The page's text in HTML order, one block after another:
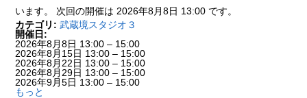
います。 次回の開催は 2026年8月8日 13:00 です。
カテゴリ: 武蔵境スタジオ３
開催日:
2026年8月8日 13:00 – 15:00
2026年8月15日 13:00 – 15:00
2026年8月22日 13:00 – 15:00
2026年8月29日 13:00 – 15:00
2026年9月5日 13:00 – 15:00
もっと